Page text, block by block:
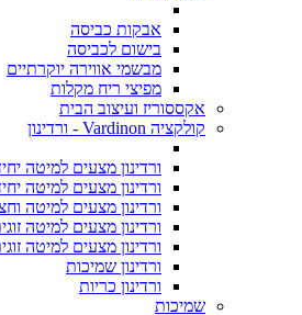
אבקות כביסה
בישום לכביסה
מבשמי אווירה יוקרתיים
מפיצי ריח מקלות
אקססוריז ועיצוב הבית
קולקציה Vardinon - ורדינון
ורדינון מצעים למיטה יחיד
ורדינון מצעים למיטה יחיד 90/
ורדינון מצעים למיטה וחצי
ורדינון מצעים למיטה זוגית 160/
ורדינון מצעים למיטה זוגית
ורדינון שמיכות
ורדינון כריות
שמיכות